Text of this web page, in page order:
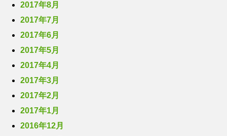
2017年8月
2017年7月
2017年6月
2017年5月
2017年4月
2017年3月
2017年2月
2017年1月
2016年12月